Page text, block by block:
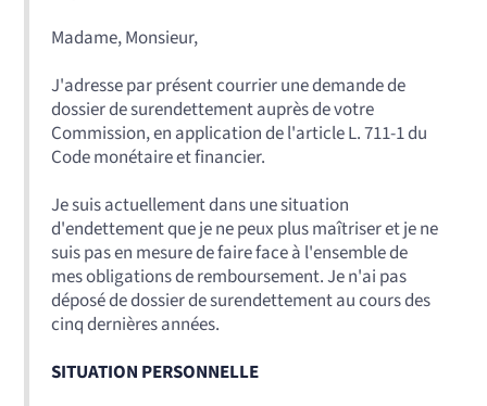
Madame, Monsieur,
J'adresse par présent courrier une demande de
dossier de surendettement auprès de votre
Commission, en application de l'article L. 711-1 du
Code monétaire et financier.
Je suis actuellement dans une situation
d'endettement que je ne peux plus maîtriser et je ne
suis pas en mesure de faire face à l'ensemble de
mes obligations de remboursement. Je n'ai pas
déposé de dossier de surendettement au cours des
cinq dernières années.
SITUATION PERSONNELLE